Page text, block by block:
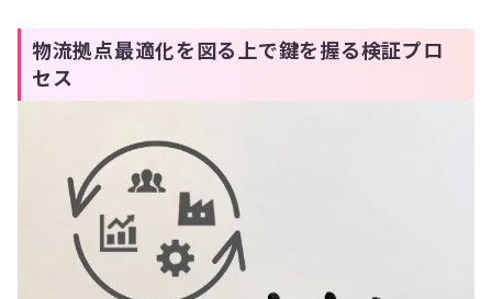
物流拠点最適化を図る上で鍵を握る検証プロ
セス